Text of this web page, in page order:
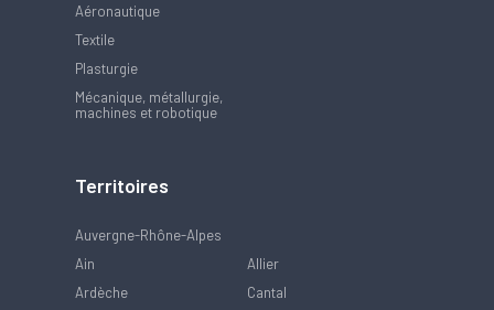
Aéronautique
Textile
Plasturgie
Mécanique, métallurgie,
machines et robotique
Territoires
Auvergne-Rhône-Alpes
Ain
Allier
Ardèche
Cantal